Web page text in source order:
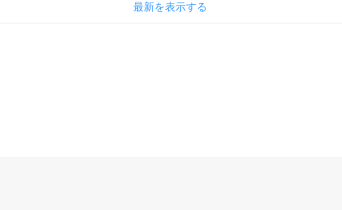
最新を表示する